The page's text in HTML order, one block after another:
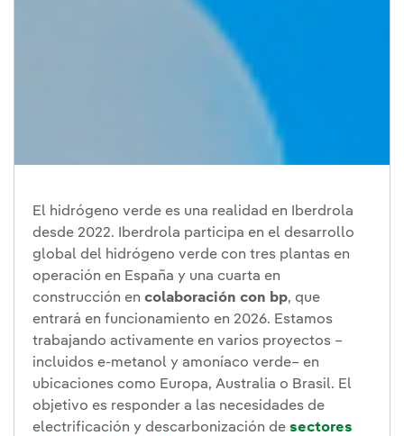
El hidrógeno verde es una realidad en Iberdrola
desde 2022. Iberdrola participa en el desarrollo
global del hidrógeno verde con tres plantas en
operación en España y una cuarta en
construcción en colaboración con bp, que
entrará en funcionamiento en 2026. Estamos
trabajando activamente en varios proyectos –
incluidos e-metanol y amoníaco verde– en
ubicaciones como Europa, Australia o Brasil. El
objetivo es responder a las necesidades de
electrificación y descarbonización de sectores